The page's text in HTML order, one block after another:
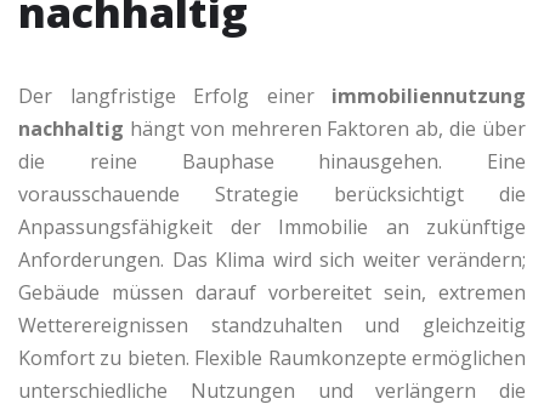
nachhaltig
Der langfristige Erfolg einer immobiliennutzung
nachhaltig hängt von mehreren Faktoren ab, die über
die reine Bauphase hinausgehen. Eine
vorausschauende Strategie berücksichtigt die
Anpassungsfähigkeit der Immobilie an zukünftige
Anforderungen. Das Klima wird sich weiter verändern;
Gebäude müssen darauf vorbereitet sein, extremen
Wetterereignissen standzuhalten und gleichzeitig
Komfort zu bieten. Flexible Raumkonzepte ermöglichen
unterschiedliche Nutzungen und verlängern die